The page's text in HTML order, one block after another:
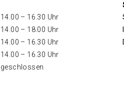
14.00 – 16.30 Uhr
14.00 – 18.00 Uhr
14.00 – 16.30 Uhr
14.00 – 16.30 Uhr
geschlossen